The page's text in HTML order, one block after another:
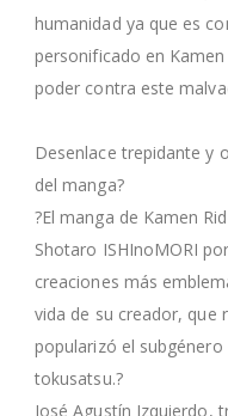
humanidad ya que es
personificado en
poder contra este
Desenlace trepidante y
del manga?
?El manga de Kamen
Shotaro ISHInoMORI
creaciones más
vida de su creador, que
popularizó el
tokusatsu.?
José Agustín Izquierdo,